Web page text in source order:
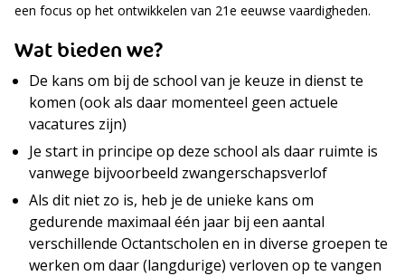
een focus op het ontwikkelen van 21e eeuwse vaardigheden.
Wat bieden we?
De kans om bij de school van je keuze in dienst te
komen (ook als daar momenteel geen actuele
vacatures zijn)
Je start in principe op deze school als daar ruimte is
vanwege bijvoorbeeld zwangerschapsverlof
Als dit niet zo is, heb je de unieke kans om
gedurende maximaal één jaar bij een aantal
verschillende Octantscholen en in diverse groepen te
werken om daar (langdurige) verloven op te vangen